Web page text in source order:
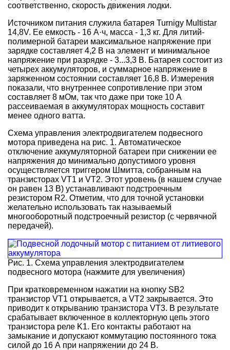
соответственно, скорость движения лодки.
Источником питания служила батарея Turnigy Multistar
14,8V. Ее емкость - 16 А·ч, масса - 1,3 кг. Для литий-
полимерной батареи максимальное напряжение при
зарядке составляет 4,2 В на элемент и минимальное
напряжение при разрядке - 3...3,3 В. Батарея состоит из
четырех аккумуляторов, и суммарное напряжение в
заряженном состоянии составляет 16,8 В. Измерения
показали, что внутреннее сопротивление при этом
составляет 8 мОм, так что даже при токе 10 А
рассеиваемая в аккумуляторах мощность составит
менее одного ватта.
Схема управления электродвигателем подвесного
мотора приведена на рис. 1. Автоматическое
отключение аккумуляторной батареи при снижении ее
напряжения до минимально допустимого уровня
осуществляется триггером Шмитта, собранным на
транзисторах VT1 и VT2. Этот уровень (в нашем случае
он равен 13 В) устанавливают подстроечным
резистором R2. Отметим, что для точной установки
желательно использовать так называемый
многооборотный подстроечный резистор (с червячной
передачей).
Рис. 1. Схема управления электродвигателем
подвесного мотора (нажмите для увеличения)
При кратковременном нажатии на кнопку SB2
транзистор VT1 открывается, а VT2 закрывается. Это
приводит к открыванию транзистора VT3. В результате
срабатывает включенное в коллекторную цепь этого
транзистора реле K1. Его контакты работают на
замыкание и допускают коммутацию постоянного тока
силой до 16 А при напряжении до 24 В.